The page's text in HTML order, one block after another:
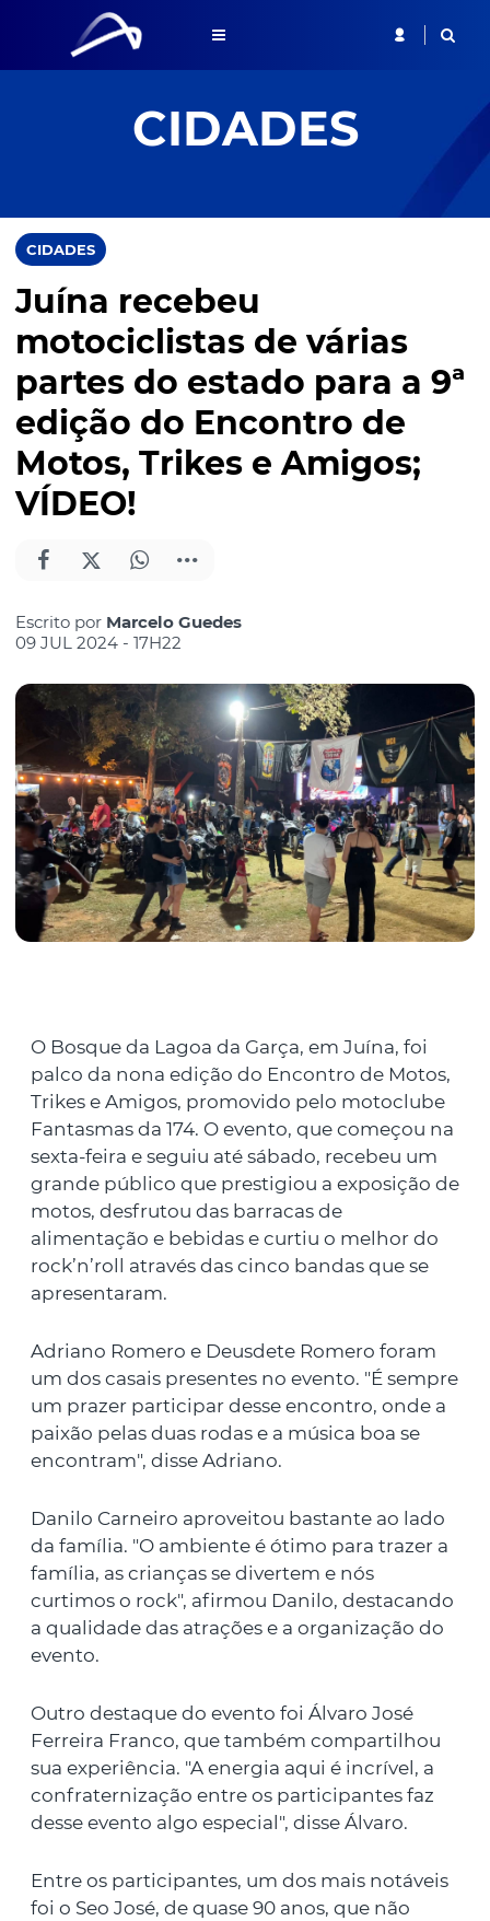
CIDADES
CIDADES
Juína recebeu
motociclistas de várias
partes do estado para a 9ª
edição do Encontro de
Motos, Trikes e Amigos;
VÍDEO!
Escrito por Marcelo Guedes
09 JUL 2024 - 17H22
O Bosque da Lagoa da Garça, em Juína, foi
palco da nona edição do Encontro de Motos,
Trikes e Amigos, promovido pelo motoclube
Fantasmas da 174. O evento, que começou na
sexta-feira e seguiu até sábado, recebeu um
grande público que prestigiou a exposição de
motos, desfrutou das barracas de
alimentação e bebidas e curtiu o melhor do
rock’n’roll através das cinco bandas que se
apresentaram.
Adriano Romero e Deusdete Romero foram
um dos casais presentes no evento. "É sempre
um prazer participar desse encontro, onde a
paixão pelas duas rodas e a música boa se
encontram", disse Adriano.
Danilo Carneiro aproveitou bastante ao lado
da família. "O ambiente é ótimo para trazer a
família, as crianças se divertem e nós
curtimos o rock", afirmou Danilo, destacando
a qualidade das atrações e a organização do
evento.
Outro destaque do evento foi Álvaro José
Ferreira Franco, que também compartilhou
sua experiência. "A energia aqui é incrível, a
confraternização entre os participantes faz
desse evento algo especial", disse Álvaro.
Entre os participantes, um dos mais notáveis
foi o Seo José, de quase 90 anos, que não